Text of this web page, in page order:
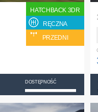
HATCHBACK 3DR
RĘCZNA
PRZEDNI
DOSTĘPNOŚĆ